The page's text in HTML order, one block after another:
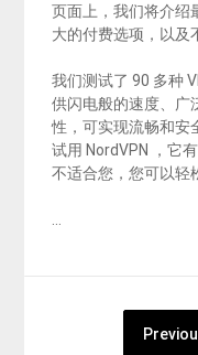
页面上，我们将介绍
大的付费选项，以及
我们测试了 90 多种
供闪电般的速度、广
性，可实现流畅和安
试用 NordVPN ，它
不适合您，您可以轻